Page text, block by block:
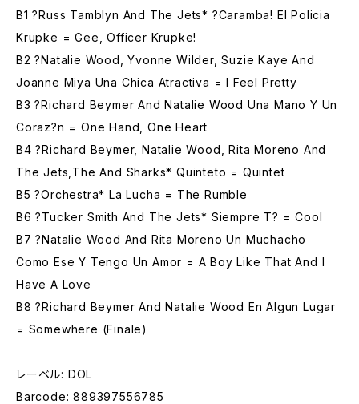
B1 ?Russ Tamblyn And The Jets* ?Caramba! El Policia
Krupke = Gee, Officer Krupke!
B2 ?Natalie Wood, Yvonne Wilder, Suzie Kaye And
Joanne Miya Una Chica Atractiva = I Feel Pretty
B3 ?Richard Beymer And Natalie Wood Una Mano Y Un
Coraz?n = One Hand, One Heart
B4 ?Richard Beymer, Natalie Wood, Rita Moreno And
The Jets,The And Sharks* Quinteto = Quintet
B5 ?Orchestra* La Lucha = The Rumble
B6 ?Tucker Smith And The Jets* Siempre T? = Cool
B7 ?Natalie Wood And Rita Moreno Un Muchacho
Como Ese Y Tengo Un Amor = A Boy Like That And I
Have A Love
B8 ?Richard Beymer And Natalie Wood En Algun Lugar
= Somewhere (Finale)
レーベル: DOL
Barcode: 889397556785